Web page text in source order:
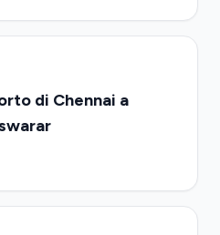
di Chennai a